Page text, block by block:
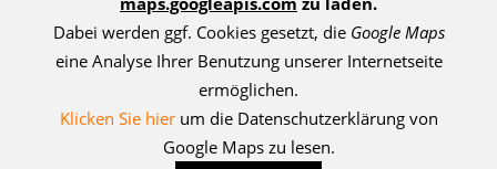
Dabei werden ggf. Cookies gesetzt, die Google Maps
eine Analyse Ihrer Benutzung unserer Internetseite
ermöglichen.
Klicken Sie hierum die Datenschutzerklärung von
Google Maps zu lesen.